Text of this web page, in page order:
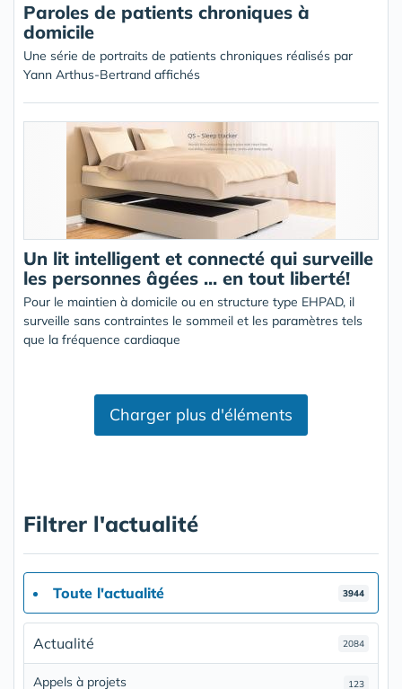
Paroles de patients chroniques à
domicile
Une série de portraits de patients chroniques réalisés par
Yann Arthus-Bertrand affichés
Un lit intelligent et connecté qui surveille
les personnes âgées ... en tout liberté!
Pour le maintien à domicile ou en structure type EHPAD, il
surveille sans contraintes le sommeil et les paramètres tels
que la fréquence cardiaque
Charger plus d'éléments
Filtrer l'actualité
Toute l'actualité 3944
Actualité 2084
Appels à projets 123